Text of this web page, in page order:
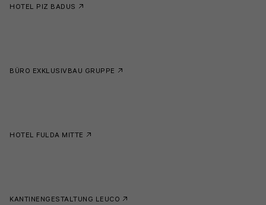
HOTEL PIZ BADUS
BÜRO EXKLUSIVBAU GRUPPE
HOTEL FULDA MITTE
KANTINENGESTALTUNG LEUCO